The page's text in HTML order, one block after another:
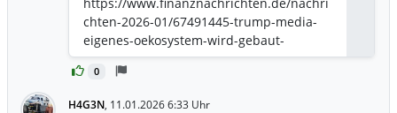
0
chten-2026-01/67491445-trump-media-
eigenes-oekosystem-wird-gebaut-
486.htm
H4G3N, 11.01.2026 6:33 Uhr